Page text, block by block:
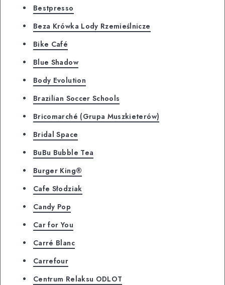
Bestpresso
Beza Krówka Lody Rzemieślnicze
Bike Café
Blue Shadow
Body Evolution
Brazilian Soccer Schools
Bricomarché (Grupa Muszkieterów)
Bridal Space
BuBu Bubble Tea
Burger King®
Cafe Słodziak
Candy Pop
Car for You
Carré Blanc
Carrefour
Centrum Relaksu ODLOT